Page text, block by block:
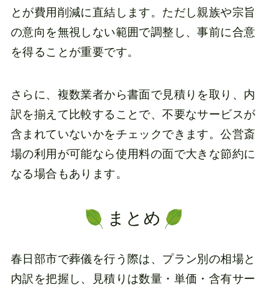
とが費用削減に直結します。ただし親族や宗旨
の意向を無視しない範囲で調整し、事前に合意
を得ることが重要です。
さらに、複数業者から書面で見積りを取り、内
訳を揃えて比較することで、不要なサービスが
含まれていないかをチェックできます。公営斎
場の利用が可能なら使用料の面で大きな節約に
なる場合もあります。
まとめ
春日部市で葬儀を行う際は、プラン別の相場と
内訳を把握し、見積りは数量・単価・含有サー